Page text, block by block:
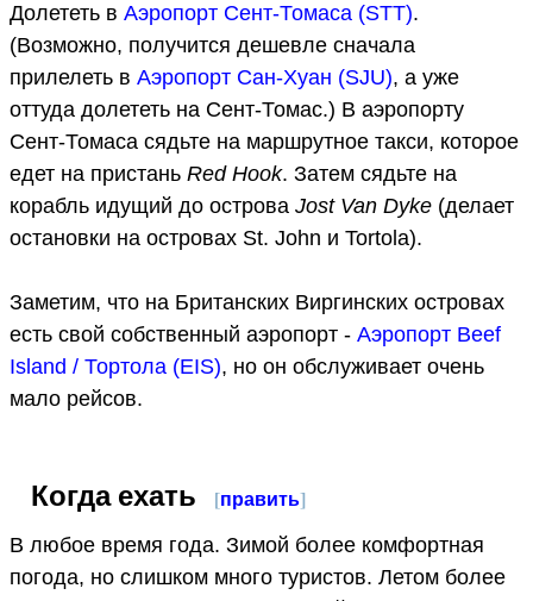
Долететь в Аэропорт Сент-Томаса (STT).
(Возможно, получится дешевле сначала
прилелеть в Аэропорт Сан-Хуан (SJU), а уже
оттуда долететь на Сент-Томас.) В аэропорту
Сент-Томаса сядьте на маршрутное такси, которое
едет на пристань Red Hook. Затем сядьте на
корабль идущий до острова Jost Van Dyke (делает
остановки на островах St. John и Tortola).
Заметим, что на Британских Виргинских островах
есть свой собственный аэропорт - Аэропорт Beef
Island / Тортола (EIS), но он обслуживает очень
мало рейсов.
Когда ехать [править]
В любое время года. Зимой более комфортная
погода, но слишком много туристов. Летом более